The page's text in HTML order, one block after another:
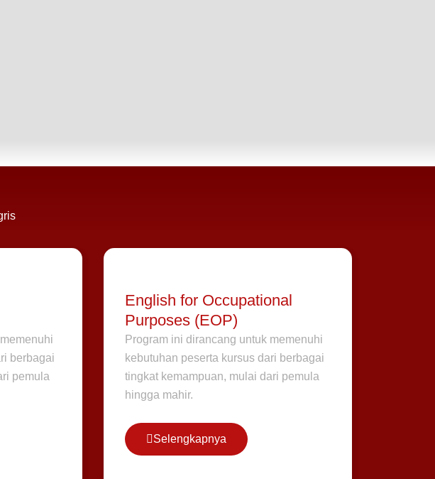
berbagai
pemula
English for Occupational
Purposes (EOP)
Program ini dirancang untuk memenuhi
kebutuhan peserta kursus dari berbagai
tingkat kemampuan, mulai dari pemula
hingga mahir.
Selengkapnya